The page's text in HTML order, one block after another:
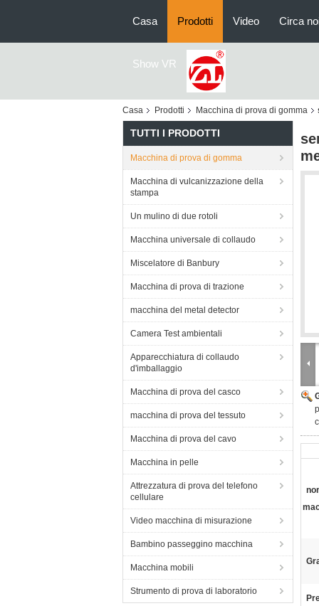
Casa Prodotti Video Circa
Show VR
Casa Prodotti Macchina di prova di gomma
TUTTI I PRODOTTI
Macchina di prova di gomma
Macchina di vulcanizzazione della
stampa
Un mulino di due rotoli
Macchina universale di collaudo
Miscelatore di Banbury
Macchina di prova di trazione
macchina del metal detector
Camera Test ambientali
Apparecchiatura di collaudo
d'imballaggio
Macchina di prova del casco
macchina di prova del tessuto
Macchina di prova del cavo
Macchina in pelle
Attrezzatura di prova del telefono
cellulare
Video macchina di misurazione
Bambino passeggino macchina
Macchina mobili
Strumento di prova di laboratorio